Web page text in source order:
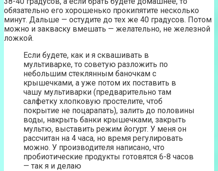
обязательно его хорошенько прокипятите несколько
минут. Дальше — остудите до тех же 40 градусов. Потом
можно и закваску вмешать — желательно, не железной
ложкой.
Если будете, как и я сквашивать в
мультиварке, то советую разложить по
небольшим стеклянным баночкам с
крышечками, а уже потом их поставить в
чашу мультиварки (предварительно там
салфетку хлопковую простелите, чтоб
покрытие не поцарапать), залить до половины
воды, накрыть банки крышечками, закрыть
мультю, выставить режим йогурт. У меня он
рассчитан на 4 часа, но время регулировать
можно. У производителя написано, что
пробиотические продукты готовятся 6-8 часов
— так я и делаю